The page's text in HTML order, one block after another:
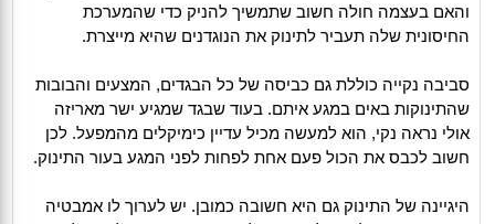
והאם בעצמה חולה חשוב שתמשיך להניק כדי שהמערכת
החיסונית שלה תעביר לתינוק את הנוגדנים שהיא מייצרת.
סביבה נקייה כוללת גם כביסה של כל הבגדים, המצעים והבובות
שהתינוקות באים במגע איתם. בעוד שבגד שמגיע ישר מאריזה
אולי נראה נקי, הוא למעשה מכיל עדיין כימיקלים מהמפעל. לכן
חשוב לכבס את הכול פעם אחת לפחות לפני המגע בעור התינוק.
היגיינה של התינוק גם היא חשובה כמובן. יש לערוך לו אמבטיה